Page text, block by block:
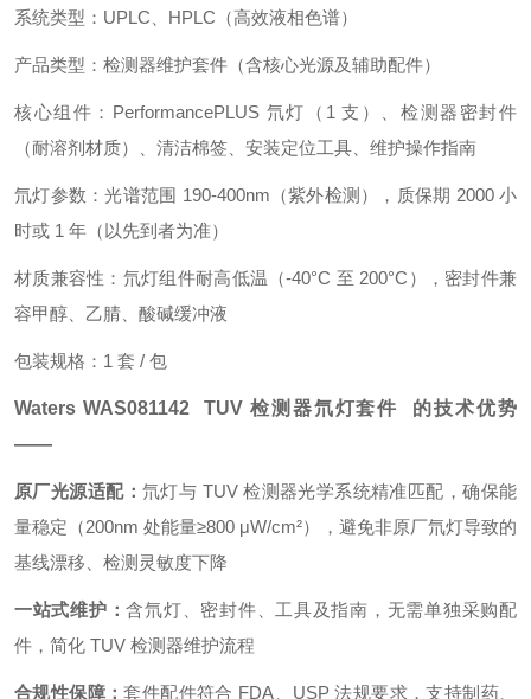
系统类型：UPLC、HPLC（高效液相色谱）
产品类型：检测器维护套件（含核心光源及辅助配件）
核心组件：PerformancePLUS 氘灯（1 支）、检测器密封件
（耐溶剂材质）、清洁棉签、安装定位工具、维护操作指南
氘灯参数：光谱范围 190-400nm（紫外检测），质保期 2000 小
时或 1 年（以先到者为准）
材质兼容性：氘灯组件耐高低温（-40°C 至 200°C），密封件兼
容甲醇、乙腈、酸碱缓冲液
包装规格：1 套 / 包
Waters WAS081142 TUV 检测器氘灯套件 的技术优势
——
原厂光源适配： 氘灯与 TUV 检测器光学系统精准匹配，确保能
量稳定（200nm 处能量≥800 μW/cm²），避免非原厂氘灯导致的
基线漂移、检测灵敏度下降
一站式维护：含氘灯、密封件、工具及指南，无需单独采购配
件，简化 TUV 检测器维护流程
合规性保障：套件配件符合 FDA、USP 法规要求，支持制药、